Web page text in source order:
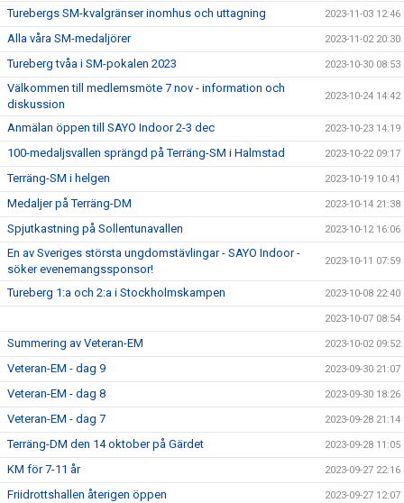
Turebergs SM-kvalgränser inomhus och uttagning 2023-11-03 12:46
Alla våra SM-medaljörer 2023-11-02 20:30
Tureberg tvåa i SM-pokalen 2023 2023-10-30 08:53
Välkommen till medlemsmöte 7 nov - information och
diskussion
2023-10-24 14:42
Anmälan öppen till SAYO Indoor 2-3 dec 2023-10-23 14:19
100-medaljsvallen sprängd på Terräng-SM i Halmstad 2023-10-22 09:17
Terräng-SM i helgen 2023-10-19 10:41
Medaljer på Terräng-DM 2023-10-14 21:38
Spjutkastning på Sollentunavallen 2023-10-12 16:06
En av Sveriges största ungdomstävlingar - SAYO Indoor -
söker evenemangssponsor!
2023-10-11 07:59
Tureberg 1:a och 2:a i Stockholmskampen 2023-10-08 22:40
2023-10-07 08:54
Summering av Veteran-EM 2023-10-02 09:52
Veteran-EM - dag 9 2023-09-30 21:07
Veteran-EM - dag 8 2023-09-30 18:26
Veteran-EM - dag 7 2023-09-28 21:14
Terräng-DM den 14 oktober på Gärdet 2023-09-28 11:05
KM för 7-11 år 2023-09-27 22:16
Friidrottshallen återigen öppen 2023-09-27 12:07